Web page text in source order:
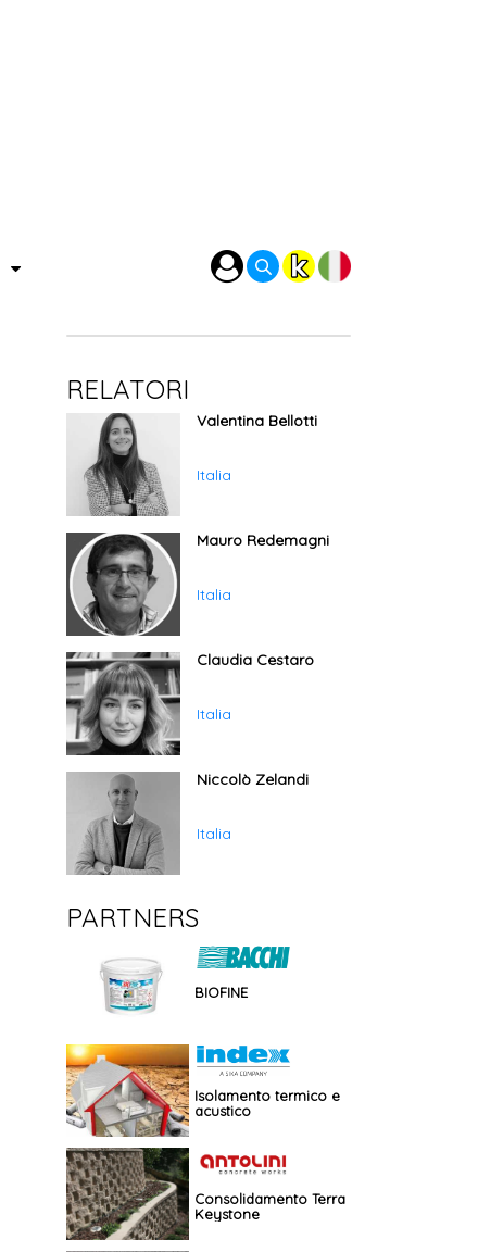
RELATORI
Valentina Bellotti
Italia
Mauro Redemagni
Italia
Claudia Cestaro
Italia
Niccolò Zelandi
Italia
PARTNERS
BIOFINE
Isolamento termico e
acustico
Consolidamento Terra
Keystone